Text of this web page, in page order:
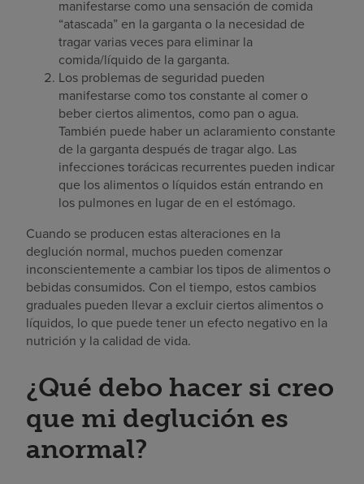
manifestarse como una sensación de comida
“atascada” en la garganta o la necesidad de
tragar varias veces para eliminar la
comida/líquido de la garganta.
Los problemas de seguridad pueden
manifestarse como tos constante al comer o
beber ciertos alimentos, como pan o agua.
También puede haber un aclaramiento constante
de la garganta después de tragar algo. Las
infecciones torácicas recurrentes pueden indicar
que los alimentos o líquidos están entrando en
los pulmones en lugar de en el estómago.
Cuando se producen estas alteraciones en la
deglución normal, muchos pueden comenzar
inconscientemente a cambiar los tipos de alimentos o
bebidas consumidos. Con el tiempo, estos cambios
graduales pueden llevar a excluir ciertos alimentos o
líquidos, lo que puede tener un efecto negativo en la
nutrición y la calidad de vida.
¿Qué debo hacer si creo
que mi deglución es
anormal?